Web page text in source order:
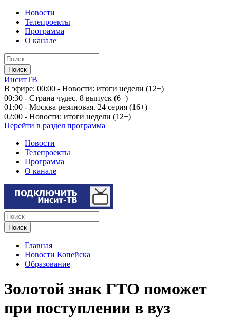
Новости
Телепроекты
Программа
О канале
ИнситТВ
В эфире: 00:00 - Новости: итоги недели (12+)
00:30 - Страна чудес. 8 выпуск (6+)
01:00 - Москва резиновая. 24 серия (16+)
02:00 - Новости: итоги недели (12+)
Перейти в раздел программа
Новости
Телепроекты
Программа
О канале
Главная
Новости Копейска
Образование
Золотой знак ГТО поможет
при поступлении в вуз